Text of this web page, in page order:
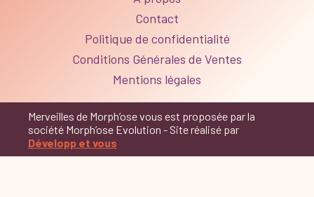
Contact
Politique de confidentialité
Conditions Générales de Ventes
Mentions légales
Merveilles de Morph’ose vous est proposée par la
société Morph’ose Evolution - Site réalisé par
Développ et vous